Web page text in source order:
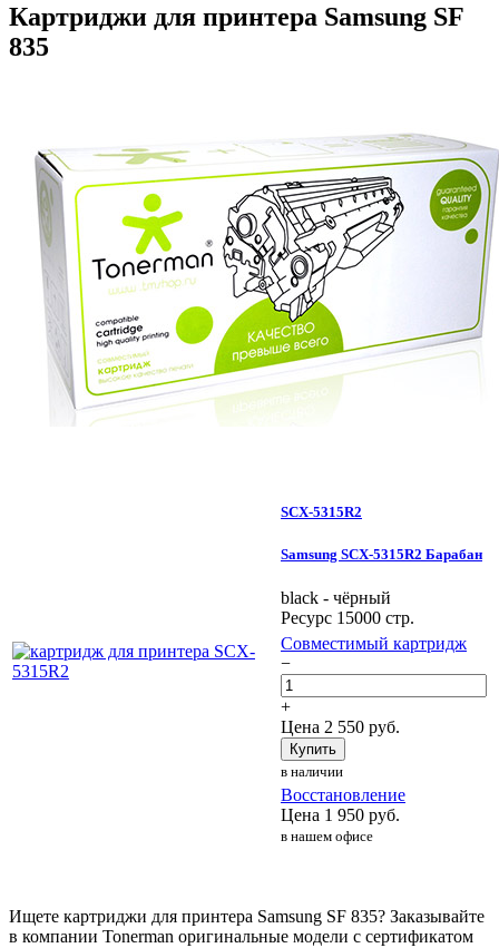
Картриджи для принтера Samsung SF
835
SCX-5315R2
Samsung SCX-5315R2 Барабан
black - чёрный
Ресурс 15000 стр.
Совместимый картридж
−
+
Цена 2 550 руб.
Купить
в наличии
Восстановление
Цена 1 950 руб.
в нашем офисе
Ищете картриджи для принтера Samsung SF 835? Заказывайте
в компании Tonerman оригинальные модели с сертификатом